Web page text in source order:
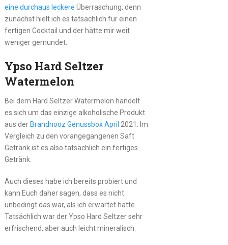
eine durchaus leckere Überraschung, denn
zunächst hielt ich es tatsächlich für einen
fertigen Cocktail und der hätte mir weit
weniger gemundet.
Ypso Hard Seltzer
Watermelon
Bei dem Hard Seltzer Watermelon handelt
es sich um das einzige alkoholische Produkt
aus derBrandnooz Genussbox April 2021. Im
Vergleich zu den vorangegangenen Saft
Getränk ist es also tatsächlich ein fertiges
Getränk.
Auch dieses habe ich bereits probiert und
kann Euch daher sagen, dass es nicht
unbedingt das war, als ich erwartet hatte.
Tatsächlich war der Ypso Hard Seltzer sehr
erfrischend, aber auch leicht mineralisch.